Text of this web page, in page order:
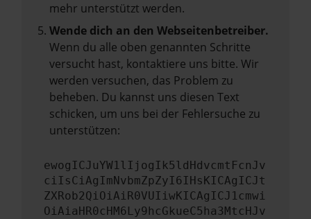
mehr unterstützt werden.
Wende dich an den Webseitenbetreiber.
Wenn du alle oben genannten Schritte
versucht hast, kontaktiere uns bitte. Wir
werden versuchen, das Problem zu
beheben. Du kannst uns diesen Text
schicken, um uns bei der Fehlersuche zu
unterstützen:
ewogICJuYW1lIjogIk5ldHdvcmtFcnJv
ciIsCiAgImNvbmZpZyI6IHsKICAgICJt
ZXRob2QiOiAiR0VUIiwKICAgICJ1cmwi
OiAiaHR0cHM6Ly9hcGkueC5ha3MtcHJv